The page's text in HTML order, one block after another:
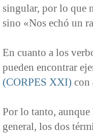
singular, por lo que
sino «Nos echó un
En cuanto a los
pueden encontrar
(CORPES XXI) con
Por lo tanto, aunque
general, los dos